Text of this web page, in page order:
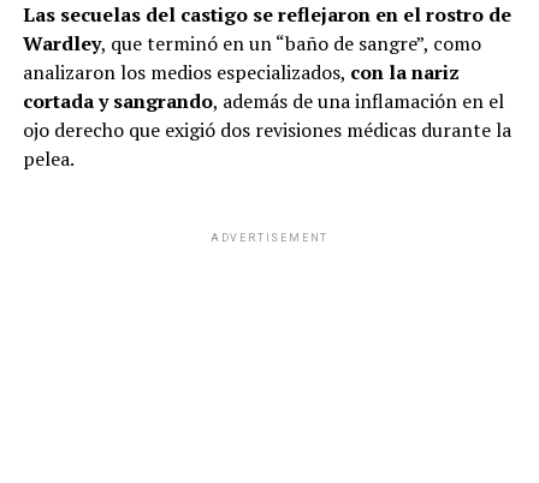
Las secuelas del castigo se reflejaron en el rostro de
Wardley, que terminó en un “baño de sangre”, como
analizaron los medios especializados, con la nariz
cortada y sangrando, además de una inflamación en el
ojo derecho que exigió dos revisiones médicas durante la
pelea.
ADVERTISEMENT